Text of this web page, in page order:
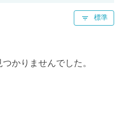
標準
かりませんでした。